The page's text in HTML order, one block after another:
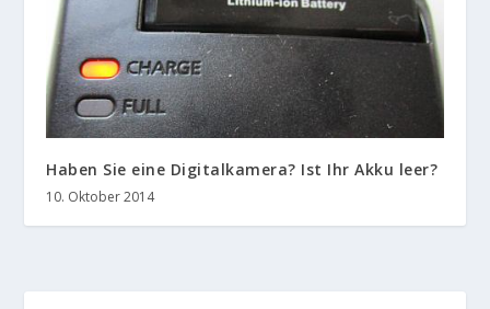
Haben Sie eine Digitalkamera? Ist Ihr Akku leer?
10. Oktober 2014